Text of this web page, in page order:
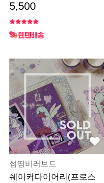
5,500
썸띵비러브드
쉐이커다이어리(프로스